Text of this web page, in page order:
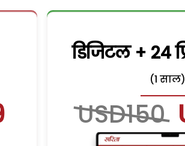
डिजिटल + 24
(1 साल)
USD150